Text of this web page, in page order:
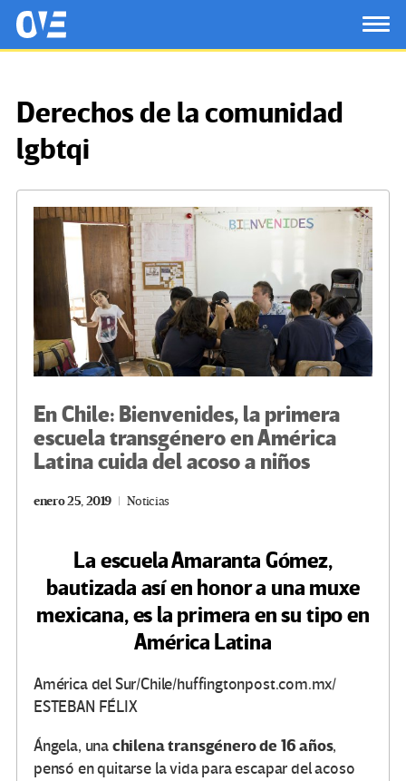
Saltar al contenido principal
OtrasVocesenEducacion.org
Derechos de la comunidad
lgbtqi
En Chile: Bienvenides, la primera
escuela transgénero en América
Latina cuida del acoso a niños
enero 25, 2019 Noticias
La escuela Amaranta Gómez,
bautizada así en honor a una muxe
mexicana, es la primera en su tipo en
América Latina
América del Sur/Chile/huffingtonpost.com.mx/
ESTEBAN FÉLIX
Ángela, unachilena transgénero de 16 años,
pensó en quitarse la vida para escapar del acoso